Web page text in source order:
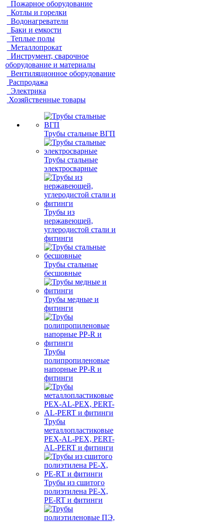
Пожарное оборудование
Котлы и горелки
Водонагреватели
Баки и емкости
Теплые полы
Металлопрокат
Инструмент, сварочное
оборудование и материалы
Вентиляционное оборудование
Распродажа
Электрика
Хозяйственные товары
Трубы стальные ВГП
Трубы стальные
электросварные
Трубы из
нержавеющей,
углеродистой стали и
фитинги
Трубы стальные
бесшовные
Трубы медные и
фитинги
Трубы
полипропиленовые
напорные PP-R и
фитинги
Трубы
металлопластиковые
PEX-AL-PEX, PERT-
AL-PERT и фитинги
Трубы из сшитого
полиэтилена PE-X,
PE-RT и фитинги